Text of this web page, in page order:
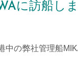
に訪船し
中の弊社管理船